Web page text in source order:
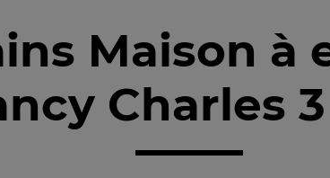
Maison à
Charles